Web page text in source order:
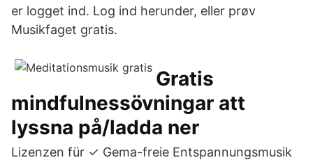
er logget ind. Log ind herunder, eller prøv
Musikfaget gratis.
Gratis
mindfulnessövningar att
lyssna på/ladda ner
Lizenzen für ✓ Gema-freie Entspannungsmusik